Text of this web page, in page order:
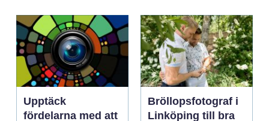
Upptäck
fördelarna med att
Bröllopsfotograf i
Linköping till bra